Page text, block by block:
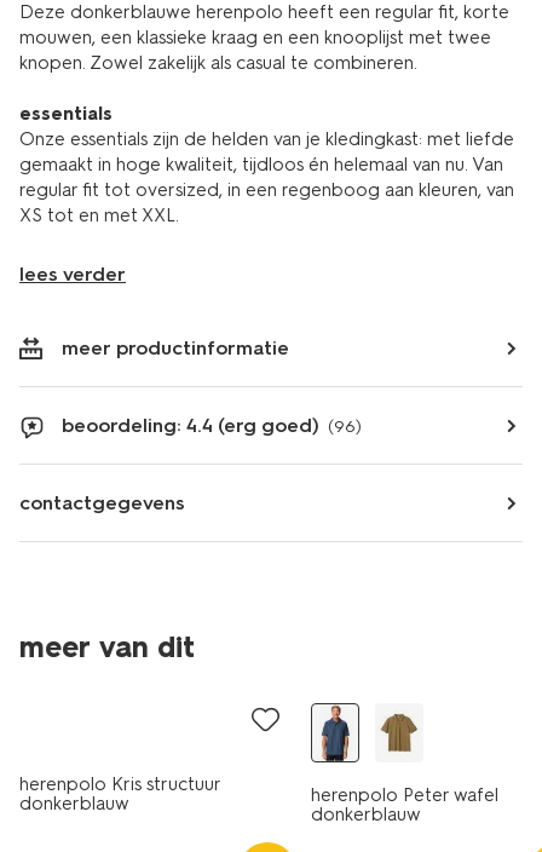
Deze donkerblauwe herenpolo heeft een regular fit, korte
mouwen, een klassieke kraag en een knooplijst met twee
knopen. Zowel zakelijk als casual te combineren.
essentials
Onze essentials zijn de helden van je kledingkast: met liefde
gemaakt in hoge kwaliteit, tijdloos én helemaal van nu. Van
regular fit tot oversized, in een regenboog aan kleuren, van
XS tot en met XXL.
lees verder
meer productinformatie
beoordeling: 4.4 (erg goed) (96)
contactgegevens
meer van dit
herenpolo Kris structuur
donkerblauw
herenpolo Peter wafel
donkerblauw